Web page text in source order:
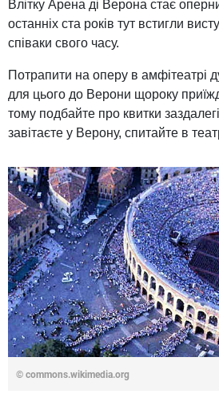
Влітку Арена ді Верона стає
останніх ста років тут встигли
співаки свого часу.
Потрапити на оперу в амфітеатрі
для цього до Верони щороку
тому подбайте про квитки
завітаєте у Верону, спитайте в
© commons.wikimedia.org